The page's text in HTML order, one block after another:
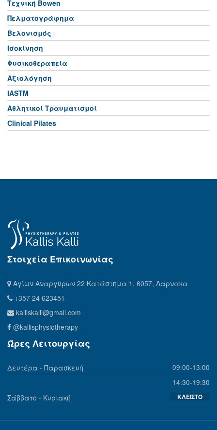
Τεχνική Bowen
Πελματογράφημα
Βελονισμός
Ισοκίνηση
Φυσικοθεραπεία
Αξιολόγηση
IASTM
Αθλητικοί Τραυματισμοί
Clinical Pilates
Στοιχεία Επικοινωνίας
Αγίων Αναργύρων 22 Κατάστημα 1, 6057, Λάρνακα
+357 24 623451
kalliskalli@gmail.com
@kallisphysiotherapy
Ώρες Λειτουργίας
Δευτέρα - Παρασκευή
09:00-13:00
14:30-19:30
Σάββατο - Κυριακή ΚΛΕΙΣΤΟ